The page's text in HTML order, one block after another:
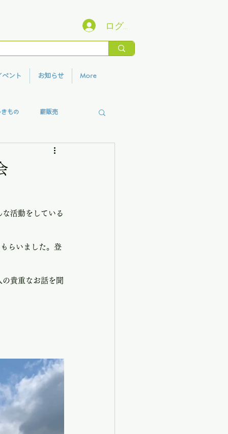
ログイン
ベント お知らせ More
もの 薪販売
香りプロジェクト
活動をしている
らいました。登
貴重なお話を聞